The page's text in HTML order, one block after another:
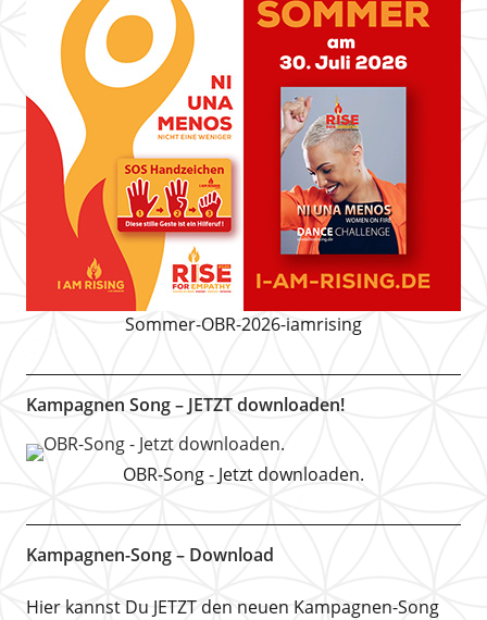
Sommer-OBR-2026-iamrising
Kampagnen Song – JETZT downloaden!
OBR-Song - Jetzt downloaden.
Kampagnen-Song – Download
Hier kannst Du JETZT den neuen Kampagnen-Song